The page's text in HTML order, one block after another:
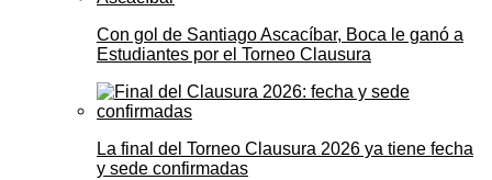
Con gol de Santiago Ascacíbar, Boca le ganó a
Estudiantes por el Torneo Clausura
La final del Torneo Clausura 2026 ya tiene fecha
y sede confirmadas